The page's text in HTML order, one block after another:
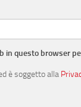
in questo browser
è soggetto alla